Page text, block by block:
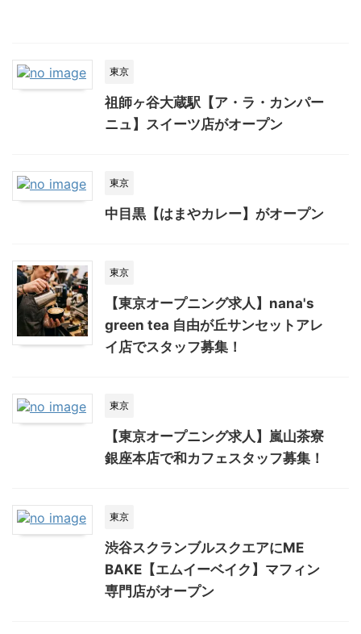
東京
祖師ヶ谷大蔵駅【ア・ラ・カンパー
ニュ】スイーツ店がオープン
東京
中目黒【はまやカレー】がオープン
東京
【東京オープニング求人】nana's
green tea 自由が丘サンセットアレ
イ店でスタッフ募集！
東京
【東京オープニング求人】嵐山茶寮
銀座本店で和カフェスタッフ募集！
東京
渋谷スクランブルスクエアにME
BAKE【エムイーベイク】マフィン
専門店がオープン